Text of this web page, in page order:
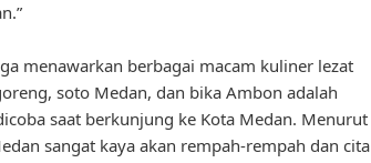
menawarkan berbagai macam kuliner lezat
soto Medan, dan bika Ambon adalah
saat berkunjung ke Kota Medan. Menurut
sangat kaya akan rempah-rempah dan cita